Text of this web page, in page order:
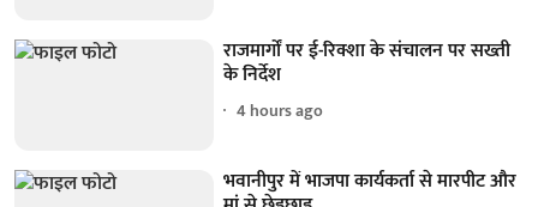
राजमार्गों पर ई-रिक्शा के संचालन पर सख्ती
के निर्देश
4 hours ago
भवानीपुर में भाजपा कार्यकर्ता से मारपीट और